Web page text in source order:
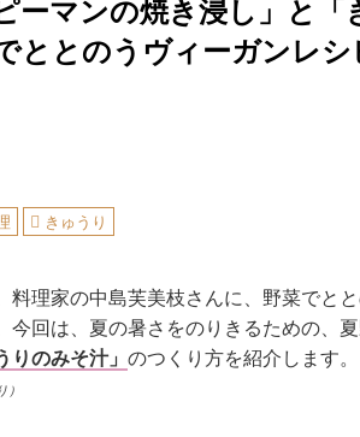
ーマンの焼き浸し」と「
ととのうヴィーガンレシ
きゅうり
理家の中島芙美枝さんに、野菜でと
回は、夏の暑さをのりきるための、
りのみそ汁」 のつくり方を紹介します。